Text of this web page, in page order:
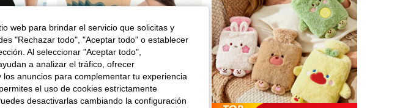
web para brindar el servicio que solicitas y
"Rechazar todo", "Aceptar todo" o establecer
Al seleccionar "Aceptar todo",
a analizar el tráfico, ofrecer
anuncios para complementar tu experiencia
el uso de cookies estrictamente
desactivarlas cambiando la configuración